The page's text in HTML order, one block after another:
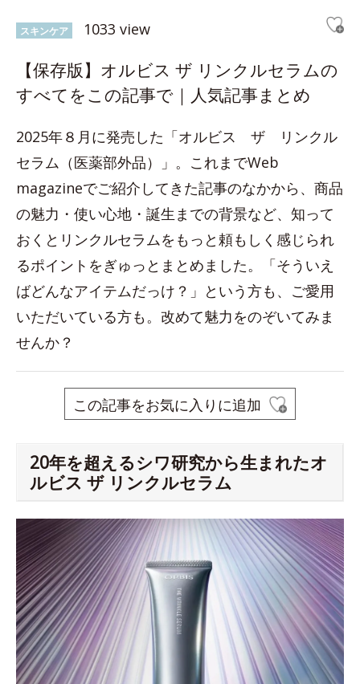
スキンケア 1033 view
【保存版】オルビス ザ リンクルセラムの
すべてをこの記事で｜人気記事まとめ
2025年８月に発売した「オルビス ザ リンクル
セラム（医薬部外品）」。これまでWeb
magazineでご紹介してきた記事のなかから、商品
の魅力・使い心地・誕生までの背景など、知って
おくとリンクルセラムをもっと頼もしく感じられ
るポイントをぎゅっとまとめました。「そういえ
ばどんなアイテムだっけ？」という方も、ご愛用
いただいている方も。改めて魅力をのぞいてみま
せんか？
この記事をお気に入りに追加
20年を超えるシワ研究から生まれたオ
ルビス ザ リンクルセラム